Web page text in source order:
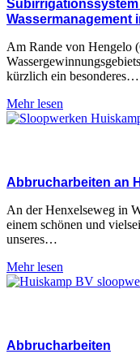
Wassermanagement
Am Rande von Hengelo
kürzlich ein besonderes…
Mehr lesen
Abbrucharbeiten an
An der Henxelseweg in
einem schönen und
unseres…
Mehr lesen
Abbrucharbeiten